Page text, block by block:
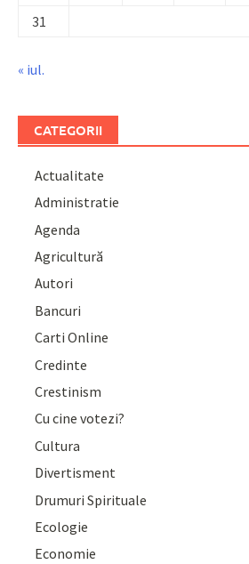
31
« iul.
CATEGORII
Actualitate
Administratie
Agenda
Agricultură
Autori
Bancuri
Carti Online
Credinte
Crestinism
Cu cine votezi?
Cultura
Divertisment
Drumuri Spirituale
Ecologie
Economie